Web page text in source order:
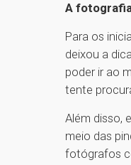
A
Para os
deixou a
poder ir ao
tente
Além disso,
meio das
fotógrafos